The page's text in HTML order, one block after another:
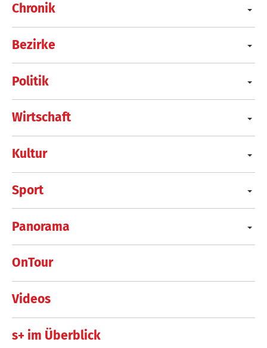
Chronik
Bezirke
Politik
Wirtschaft
Kultur
Sport
Panorama
OnTour
Videos
s+ im Überblick